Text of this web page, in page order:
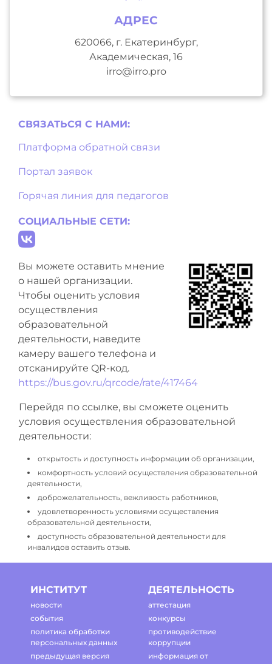
АДРЕС
620066, г. Екатеринбург,
Академическая, 16
irro@irro.pro
СВЯЗАТЬСЯ С НAМИ:
Платформа обратной связи
Портал заявок
Горячая линия для педагогов
СОЦИАЛЬНЫЕ СЕТИ:
Вы можете оставить мнение
о нашей организации.
Чтобы оценить условия
осуществления
образовательной
деятельности, наведите
камеру вашего телефона и
отсканируйте QR-код.
https://bus.gov.ru/qrcode/rate/417464
Перейдя по ссылке, вы сможете оценить
условия осуществления образовательной
деятельности:
открытость и доступность информации об организации,
комфортность условий осуществления образовательной
деятельности,
доброжелательность, вежливость работников,
удовлетворенность условиями осуществления
образовательной деятельности,
доступность образовательной деятельности для
инвалидов оставить отзыв.
ИНСТИТУТ
новости
события
политика обработки
персональных данных
предыдущая версия
ДЕЯТЕЛЬНОСТЬ
аттестация
конкурсы
противодействие
коррупции
информация от